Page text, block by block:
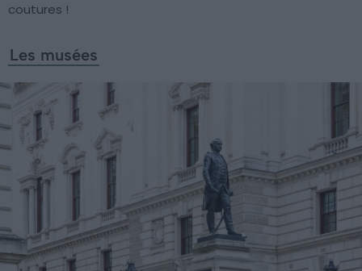
coutures !
Les musées